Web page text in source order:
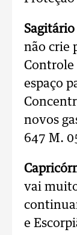
Sagitário
não crie
Controle
espaço
novos
647 M.
vai
e